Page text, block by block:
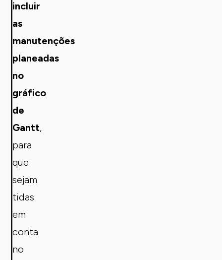
incluir
as
manutenções
planeadas
no
gráfico
de
Gantt,
para
que
sejam
tidas
em
conta
no